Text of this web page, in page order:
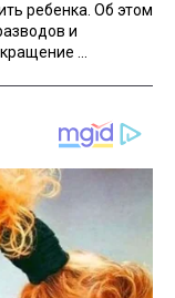
ребенка. Об этом
и
...